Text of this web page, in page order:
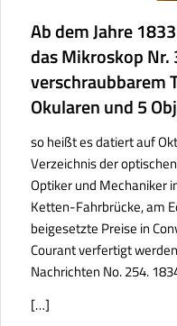
Ab dem Jahre
das Mikroskop Nr.
verschraubbarem
Okularen und 5
so heißt es datiert auf
Verzeichnis der
Optiker und Mechaniker
Ketten-Fahrbrücke, am
beigesetzte Preise in
Courant verfertigt
Nachrichten No. 254.
[…]